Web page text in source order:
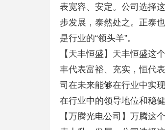
表宽容、安定。公司选择
步发展，泰然处之。正泰
是行业的“领头羊”。
【天丰恒盛】天丰恒盛这
丰代表富裕、充实，恒代
司在未来能够在行业中实
在行业中的领导地位和稳健
【万腾光电公司】万腾这